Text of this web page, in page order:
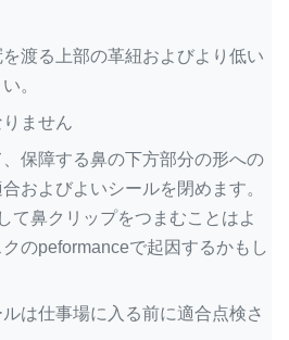
渡る上部の革紐およびより低い
。
ません
保障する鼻の下方部分の形への
およびよいシールを閉めます。
て鼻クリップをつまむことはよ
のpeformanceで起因するかもし
は仕事場に入る前に適合点検さ